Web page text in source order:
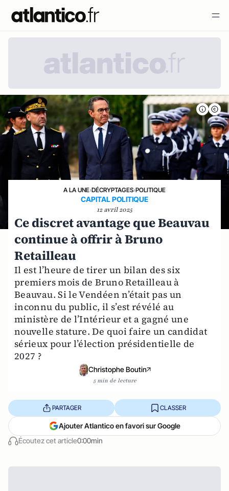
A LA UNE›DÉCRYPTAGES›POLITIQUE
CAPITAL POLITIQUE
12 avril 2025
Ce discret avantage que Beauvau
continue à offrir à Bruno
Retailleau
Il est l’heure de tirer un bilan des six
premiers mois de Bruno Retailleau à
Beauvau. Si le Vendéen n’était pas un
inconnu du public, il s’est révélé au
ministère de l’Intérieur et a gagné une
nouvelle stature. De quoi faire un candidat
sérieux pour l’élection présidentielle de
2027 ?
Christophe Boutin
5 min de lecture
Écoutez cet article0:00min
PARTAGER CLASSER
Ajouter Atlantico en favori sur Google